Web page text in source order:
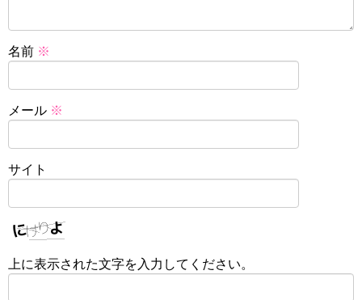
名前 ※
メール ※
サイト
上に表示された文字を入力してください。